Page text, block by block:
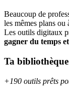
Beaucoup de
les mêmes plans ou
Les outils digitaux
gagner du temps
Ta bibliothèque
+190 outils prêts